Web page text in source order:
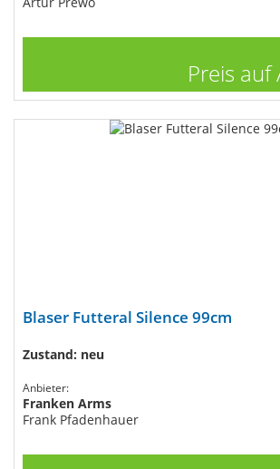
Preis
Blaser Futteral Silence 99cm
Zustand: neu
Anbieter:
Franken Arms
Frank Pfadenhauer